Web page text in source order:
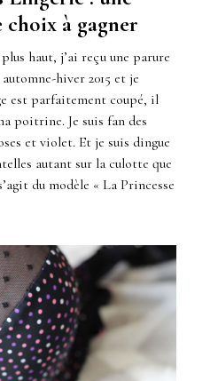
à gagner
haut, j’ai reçu une parure
hiver 2015 et je
est parfaitement coupé, il
poitrine. Je suis fan des
et violet. Et je suis dingue
autant sur la culotte que
du modèle « La Princesse